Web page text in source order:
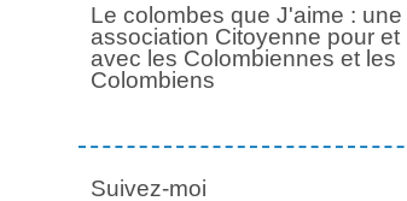
Le colombes que J'aime : une
association Citoyenne pour et
avec les Colombiennes et les
Colombiens
Suivez-moi